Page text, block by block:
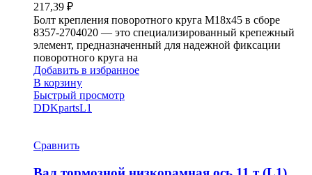
217,39 ₽
Болт крепления поворотного круга М18х45 в сборе
8357-2704020 — это специализированный крепежный
элемент, предназначенный для надежной фиксации
поворотного круга на
Добавить в избранное
В корзину
Быстрый просмотр
DDKpartsL1
Сравнить